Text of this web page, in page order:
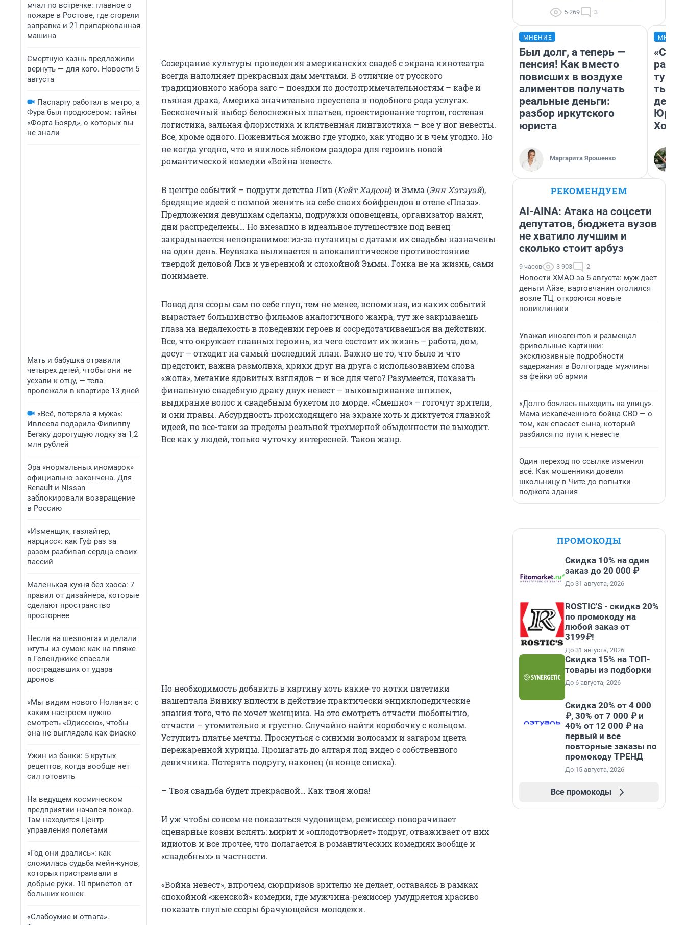
мчал по встречке: главное о
пожаре в Ростове, где сгорели
заправка и 21 припаркованная
машина
Смертную казнь предложили
вернуть — для кого. Новости 5
августа
Паспарту работал в метро, а
Фура был продюсером: тайны
«Форта Боярд», о которых вы
не знали
Мать и бабушка отравили
четырех детей, чтобы они не
уехали к отцу, — тела
пролежали в квартире 13 дней
«Всё, потеряла я мужа»:
Ивлеева подарила Филиппу
Бегаку дорогущую лодку за 1,2
млн рублей
Эра «нормальных иномарок»
официально закончена. Для
Renault и Nissan
заблокировали возвращение
в Россию
«Изменщик, газлайтер,
нарцисс»: как Гуф раз за
разом разбивал сердца своих
пассий
Маленькая кухня без хаоса: 7
правил от дизайнера, которые
сделают пространство
просторнее
Несли на шезлонгах и делали
жгуты из сумок: как на пляже
в Геленджике спасали
пострадавших от удара
дронов
«Мы видим нового Нолана»: с
каким настроем нужно
смотреть «Одиссею», чтобы
она не выглядела как фиаско
Ужин из банки: 5 крутых
рецептов, когда вообще нет
сил готовить
На ведущем космическом
предприятии начался пожар.
Там находится Центр
управления полетами
«Год они дрались»: как
сложилась судьба мейн-кунов,
которых пристраивали в
добрые руки. 10 приветов от
больших кошек
«Слабоумие и отвага».
Созерцание культуры проведения американских свадеб с экрана кинотеатра
всегда наполняет прекрасных дам мечтами. В отличие от русского
традиционного набора загс – поездки по достопримечательностям – кафе и
пьяная драка, Америка значительно преуспела в подобного рода услугах.
Бесконечный выбор белоснежных платьев, проектирование тортов, гостевая
логистика, зальная флористика и клятвенная лингвистика – все у ног невесты.
Все, кроме одного. Пожениться можно где угодно, как угодно и в чем угодно. Но
не когда угодно, что и явилось яблоком раздора для героинь новой
романтической комедии «Война невест».
В центре событий – подруги детства Лив (Кейт Хадсон) и Эмма (Энн Хэтэуэй),
бредящие идеей с помпой женить на себе своих бойфрендов в отеле «Плаза».
Предложения девушкам сделаны, подружки оповещены, организатор нанят,
дни распределены… Но внезапно в идеальное путешествие под венец
закрадывается непоправимое: из-за путаницы с датами их свадьбы назначены
на один день. Неувязка выливается в апокалиптическое противостояние
твердой деловой Лив и уверенной и спокойной Эммы. Гонка не на жизнь, сами
понимаете.
Повод для ссоры сам по себе глуп, тем не менее, вспоминая, из каких событий
вырастает большинство фильмов аналогичного жанра, тут же закрываешь
глаза на недалекость в поведении героев и сосредотачиваешься на действии.
Все, что окружает главных героинь, из чего состоит их жизнь – работа, дом,
досуг – отходит на самый последний план. Важно не то, что было и что
предстоит, важна размолвка, крики друг на друга с использованием слова
«жопа», метание ядовитых взглядов – и все для чего? Разумеется, показать
финальную свадебную драку двух невест – выковыривание шпилек,
выдирание волос и свадебным букетом по морде. «Смешно» – гогочут зрители,
и они правы. Абсурдность происходящего на экране хоть и диктуется главной
идеей, но все-таки за пределы реальной трехмерной обыденности не выходит.
Все как у людей, только чуточку интересней. Таков жанр.
Но необходимость добавить в картину хоть какие-то нотки патетики
нашептала Винику вплести в действие практически энциклопедические
знания того, что не хочет женщина. На это смотреть отчасти любопытно,
отчасти – утомительно и грустно. Случайно найти коробочку с кольцом.
Уступить платье мечты. Проснуться с синими волосами и загаром цвета
пережаренной курицы. Прошагать до алтаря под видео с собственного
девичника. Потерять подругу, наконец (в конце списка).
– Твоя свадьба будет прекрасной… Как твоя жопа!
И уж чтобы совсем не показаться чудовищем, режиссер поворачивает
сценарные козни вспять: мирит и «оплодотворяет» подруг, отваживает от них
идиотов и все прочее, что полагается в романтических комедиях вообще и
«свадебных» в частности.
«Война невест», впрочем, сюрпризов зрителю не делает, оставаясь в рамках
спокойной «женской» комедии, где мужчина-режиссер умудряется красиво
показать глупые ссоры брачующейся молодежи.
5 269 3
МНЕНИЕ
Был долг, а теперь —
пенсия! Как вместо
повисших в воздухе
алиментов получать
реальные деньги:
разбор иркутского
юриста
Маргарита Ярошенко
день
РЕКОМЕНДУЕМ
AI-AINA: Атака на соцсети
депутатов, бюджета вузов
не хватило лучшим и
сколько стоит арбуз
9 часов 3 903 2
Новости ХМАО за 5 августа: муж дает
деньги Айзе, вартовчанин оголился
возле ТЦ, откроются новые
поликлиники
Уважал иноагентов и размещал
фривольные картинки:
эксклюзивные подробности
задержания в Волгограде мужчины
за фейки об армии
«Долго боялась выходить на улицу».
Мама искалеченного бойца СВО — о
том, как спасает сына, который
разбился по пути к невесте
Один переход по ссылке изменил
всё. Как мошенники довели
школьницу в Чите до попытки
поджога здания
ПРОМОКОДЫ
Скидка 10% на один
заказ до 20 000 ₽
До 31 августа, 2026
ROSTIC'S - скидка 20%
по промокоду на
любой заказ от
3199₽!
До 31 августа, 2026
Скидка 15% на ТОП-
товары из подборки
До 6 августа, 2026
Скидка 20% от 4 000
₽, 30% от 7 000 ₽ и
40% от 12 000 ₽ на
первый и все
повторные заказы по
промокоду ТРЕНД
До 15 августа, 2026
Все промокоды